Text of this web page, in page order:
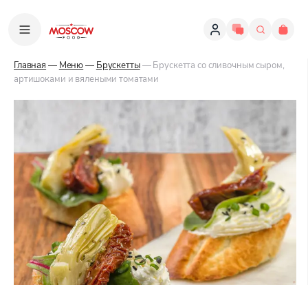
Главная — Меню— Брускетты— Брускетта со сливочным сыром,
артишоками и вялеными томатами